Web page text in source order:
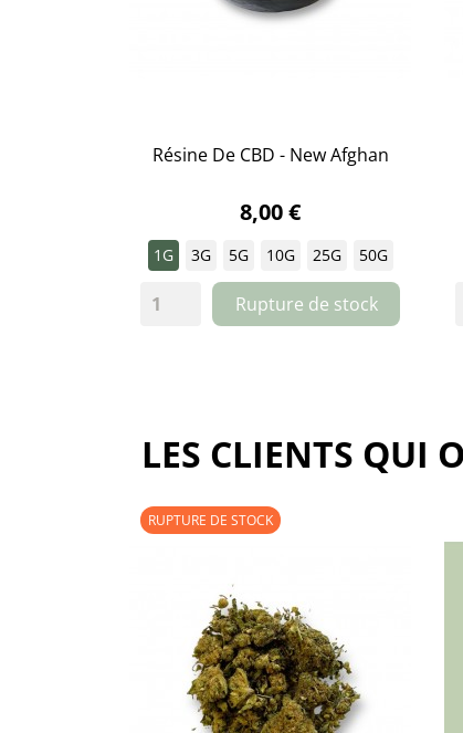
Résine De CBD - New Afghan
8,00 €
1G 3G 5G 10G 25G 50G
Rupture de stock
LES CLIENTS QUI
RUPTURE DE STOCK